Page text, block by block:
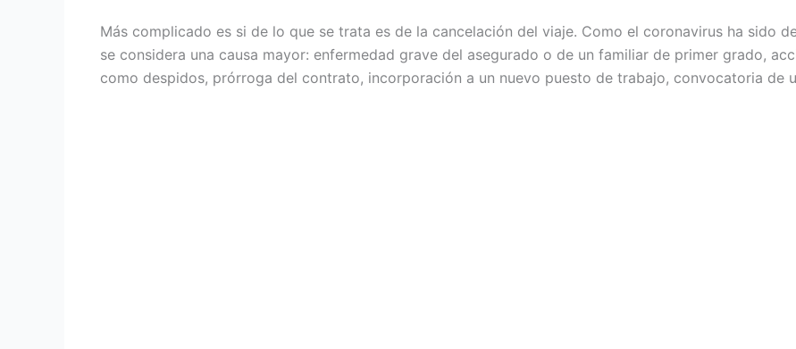
Más complicado es si de lo que se trata es de la cancelación del viaje. Como el coronavirus ha sido
se considera una causa mayor: enfermedad grave del asegurado o de un familiar de primer grado,
como despidos, prórroga del contrato, incorporación a un nuevo puesto de trabajo, convocatoria de